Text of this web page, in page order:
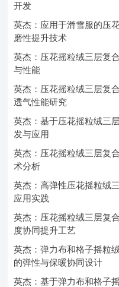
开发
英杰：应用于滑雪服的压
磨性提升技术
英杰：压花摇粒绒三层复
与性能
英杰：压花摇粒绒三层复
透气性能研究
英杰：基于压花摇粒绒三
发与应用
英杰：压花摇粒绒三层复
术分析
英杰：高弹性压花摇粒绒
应用实践
英杰：压花摇粒绒三层复
度协同提升工艺
英杰：弹力布和格子摇粒
的弹性与保暖协同设计
英杰：基于弹力布和格子